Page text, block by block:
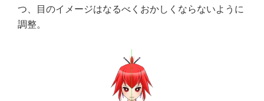
つ、目のイメージはなるべくおかしくならないように
調整。